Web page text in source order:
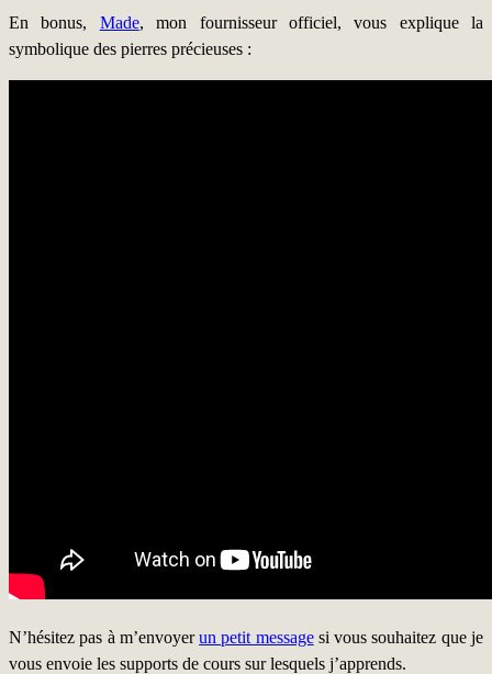
En bonus, Made, mon fournisseur officiel, vous explique la
symbolique des pierres précieuses :
N’hésitez pas à m’envoyerun petit messagesi vous souhaitez que je
vous envoie les supports de cours sur lesquels j’apprends.